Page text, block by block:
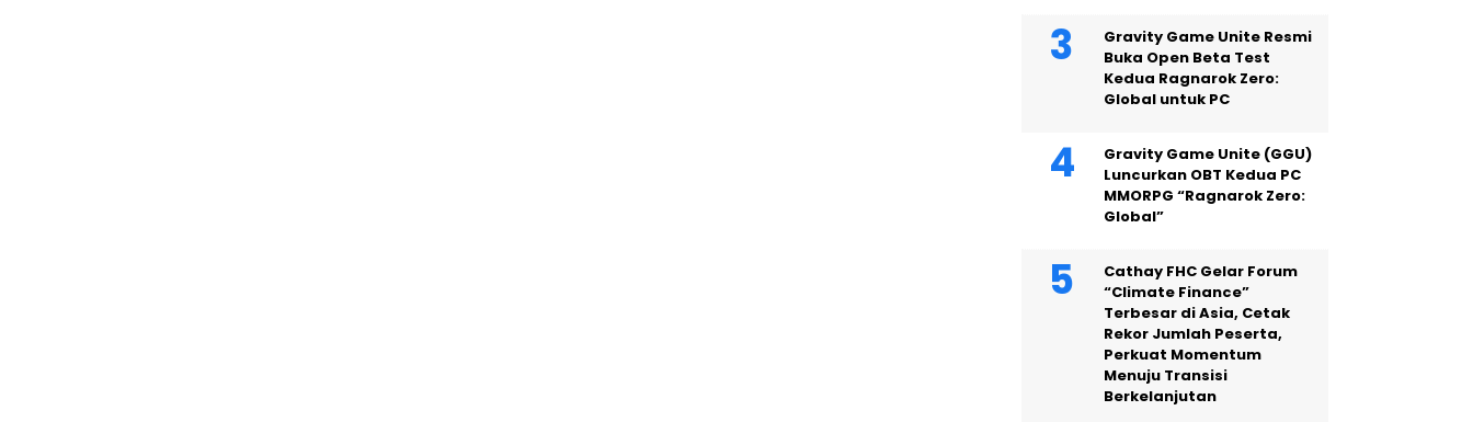
Gravity Game Unite Resmi
Buka Open Beta Test
Kedua Ragnarok Zero:
Global untuk PC
Gravity Game Unite (GGU)
Luncurkan OBT Kedua PC
MMORPG “Ragnarok Zero:
Global”
Cathay FHC Gelar Forum
“Climate Finance”
Terbesar di Asia, Cetak
Rekor Jumlah Peserta,
Perkuat Momentum
Menuju Transisi
Berkelanjutan